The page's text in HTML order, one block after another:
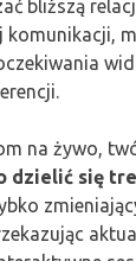
bliższą
komunikacji,
na żywo,
dzielić się